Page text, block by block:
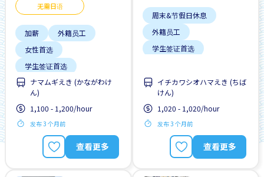
无需日语
加薪
外籍员工
女性首选
学生签证首选
支付交通费
无日本语要求
无经验要求
ナマムギえき (かながわけ
ん)
1,100 - 1,200/hour
发布 3 个月前
查看更多
周末&节假日休息
外籍员工
学生签证首选
靠近车站
イチカワシオハマえき (ちば
けん)
1,020 - 1,020/hour
发布 3 个月前
查看更多